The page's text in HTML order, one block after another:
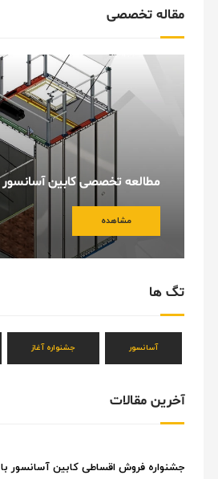
مقاله تخصصی
مطالعه تخصصی کابین
مشاهده
تگ ها
آسانسور جشنواره آغاز
آخرین مقالات
جشنواره فروش اقساطی کابین آسانسور با